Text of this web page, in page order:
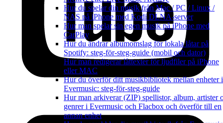
Hur du spelar din musik från Mac / PC / Linux /
NAS på iPhone med Kodi DLNA-server
Hur man spelar sin egen musik på iPhone med
CarPlay
Hur du ändrar albumomslag för lokala låtar på
Spotify: steg-för-steg-guide (mobil och dator)
Hur man redigerar låttexter för ljudfiler på iPhone
eller MAC
Hur du överför ditt musikbibliotek mellan enheter i
Evermusic: steg-för-steg-guide
Hur man arkiverar (ZIP) spellistor, album, artister
genrer i Evermusic och Flacbox och överför till en
annan enhet